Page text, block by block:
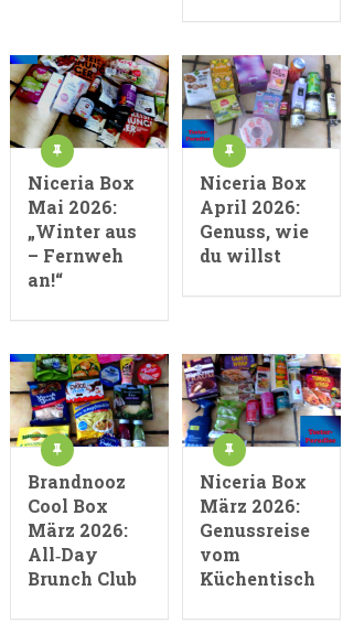
Niceria Box
Mai 2026:
„Winter aus
– Fernweh
an!“
Niceria Box
April 2026:
Genuss, wie
du willst
Brandnooz
Cool Box
März 2026:
All‑Day
Brunch Club
Niceria Box
März 2026:
Genussreise
vom
Küchentisch